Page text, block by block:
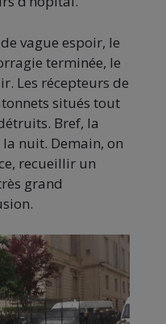
vague espoir, le
terminée, le
Les récepteurs de
situés tout
Bref, la
la nuit. Demain, on
recueillir un
grand